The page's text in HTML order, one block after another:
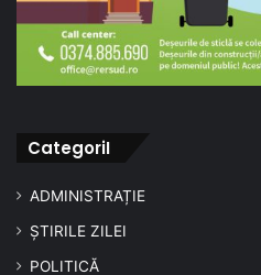
CategoriI
ADMINISTRAȚIE
ȘTIRILE ZILEI
POLITICĂ